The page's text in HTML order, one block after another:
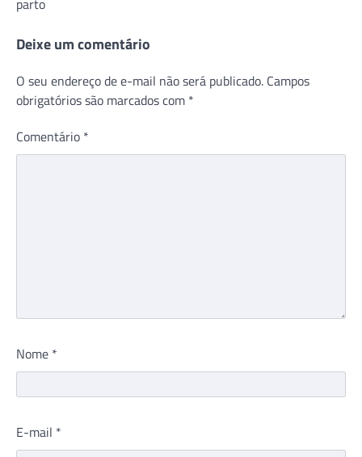
Post
Deixe um comentário
O seu endereço de e-mail não será publicado. Campos
obrigatórios são marcados com *
Comentário *
Nome *
E-mail *